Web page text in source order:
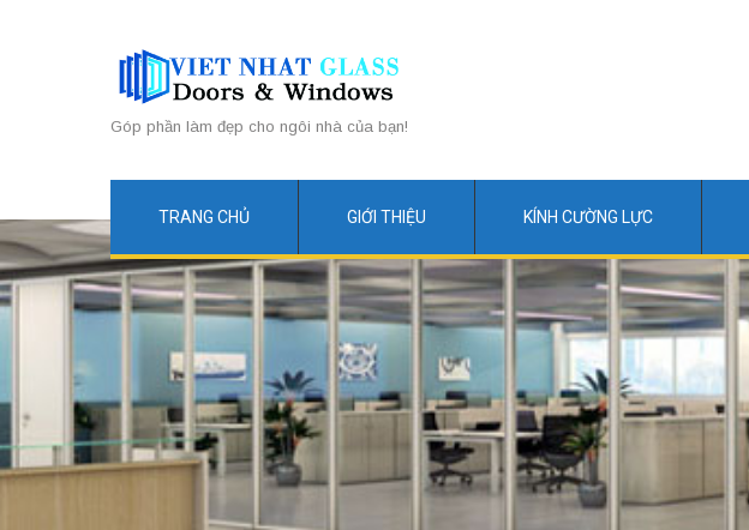
Góp phần làm đẹp cho ngôi nhà của bạn!
TRANG CHỦ GIỚI THIỆU KÍNH CƯỜNG LỰC